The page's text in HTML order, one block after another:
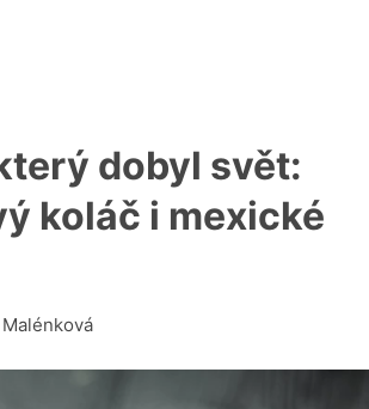
dobyl svět:
koláč i mexické
Malénková